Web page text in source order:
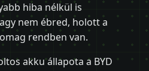
hiba nélkül is
nem ébred, holott a
rendben van.
akku állapota a BYD